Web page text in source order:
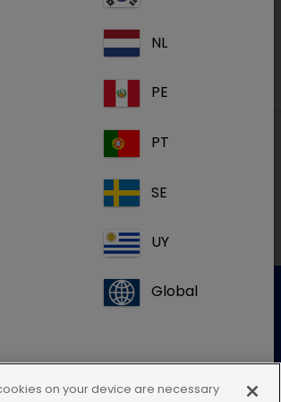
in België
te contacteren voor meer
NL
PE
PT
SE
UY
Global
on your device are necessary